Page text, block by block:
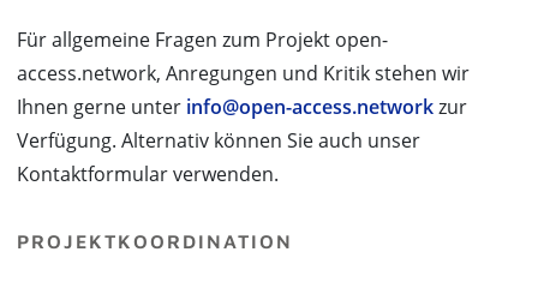
Für allgemeine Fragen zum Projekt open-
access.network, Anregungen und Kritik stehen wir
Ihnen gerne unter info@open-access.networkzur
Verfügung. Alternativ können Sie auch unser
Kontaktformular verwenden.
PROJEKTKOORDINATION